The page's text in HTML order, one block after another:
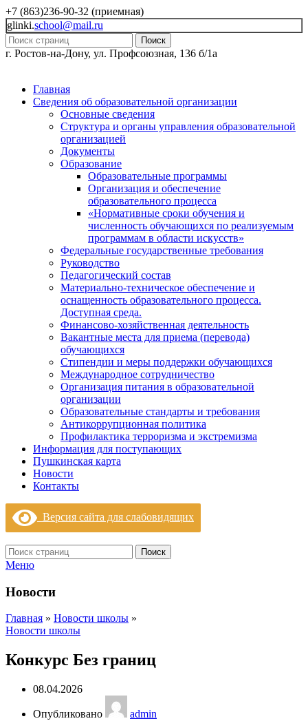
+7 (863)236-90-32 (приемная)
glinki.school@mail.ru
Поиск
г. Ростов-на-Дону, ул. Профсоюзная, 136 б/1а
Главная
Сведения об образовательной организации
Основные сведения
Структура и органы управления образовательной
организацией
Документы
Образование
Образовательные программы
Организация и обеспечение
образовательного процесса
«Нормативные сроки обучения и
численность обучающихся по реализуемым
программам в области искусств»
Федеральные государственные требования
Руководство
Педагогический состав
Материально-техническое обеспечение и
оснащенность образовательного процесса.
Доступная среда.
Финансово-хозяйственная деятельность
Вакантные места для приема (перевода)
обучающихся
Стипендии и меры поддержки обучающихся
Международное сотрудничество
Организация питания в образовательной
организации
Образовательные стандарты и требования
Антикоррупционная политика
Профилактика терроризма и экстремизма
Информация для поступающих
Пушкинская карта
Новости
Контакты
Версия сайта для слабовидящих
Поиск
Меню
Новости
Главная » Новости школы »
Новости школы
Конкурс Без границ
08.04.2026
Опубликовано admin